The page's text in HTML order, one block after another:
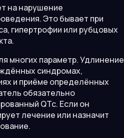
на нарушение
Это бывает при
гипертрофии или рубцовых
многих параметр. Удлинение
синдромах,
и приёме определённых
обязательно
QTc. Если он
лечение или назначит